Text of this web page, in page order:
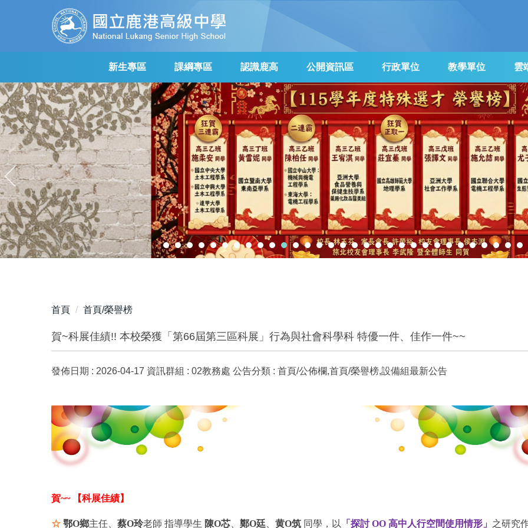
要
區
新生專區 課綱專區 認識鹿高 公開資訊區 行政單位 教學單位 雲
首頁 首頁/榮譽榜
賀~科展佳績!! 本校榮獲「第66屆第三區科展」行為與社會科學科 特優一件、佳作一件~~
發佈日期 : 2026-04-17 資訊群組 : 02教務處 公告分類 : 首頁/公佈欄,首頁/榮譽榜,設備組最新公告
賀~~ 【科展佳績】
☆ 鄂O鄉主任、 蔡O玲老師 指導學生 陳O芯 鄭O廷 黄O筑 同學，以 「探討 OO 高中人行空間使用情形」 之研究